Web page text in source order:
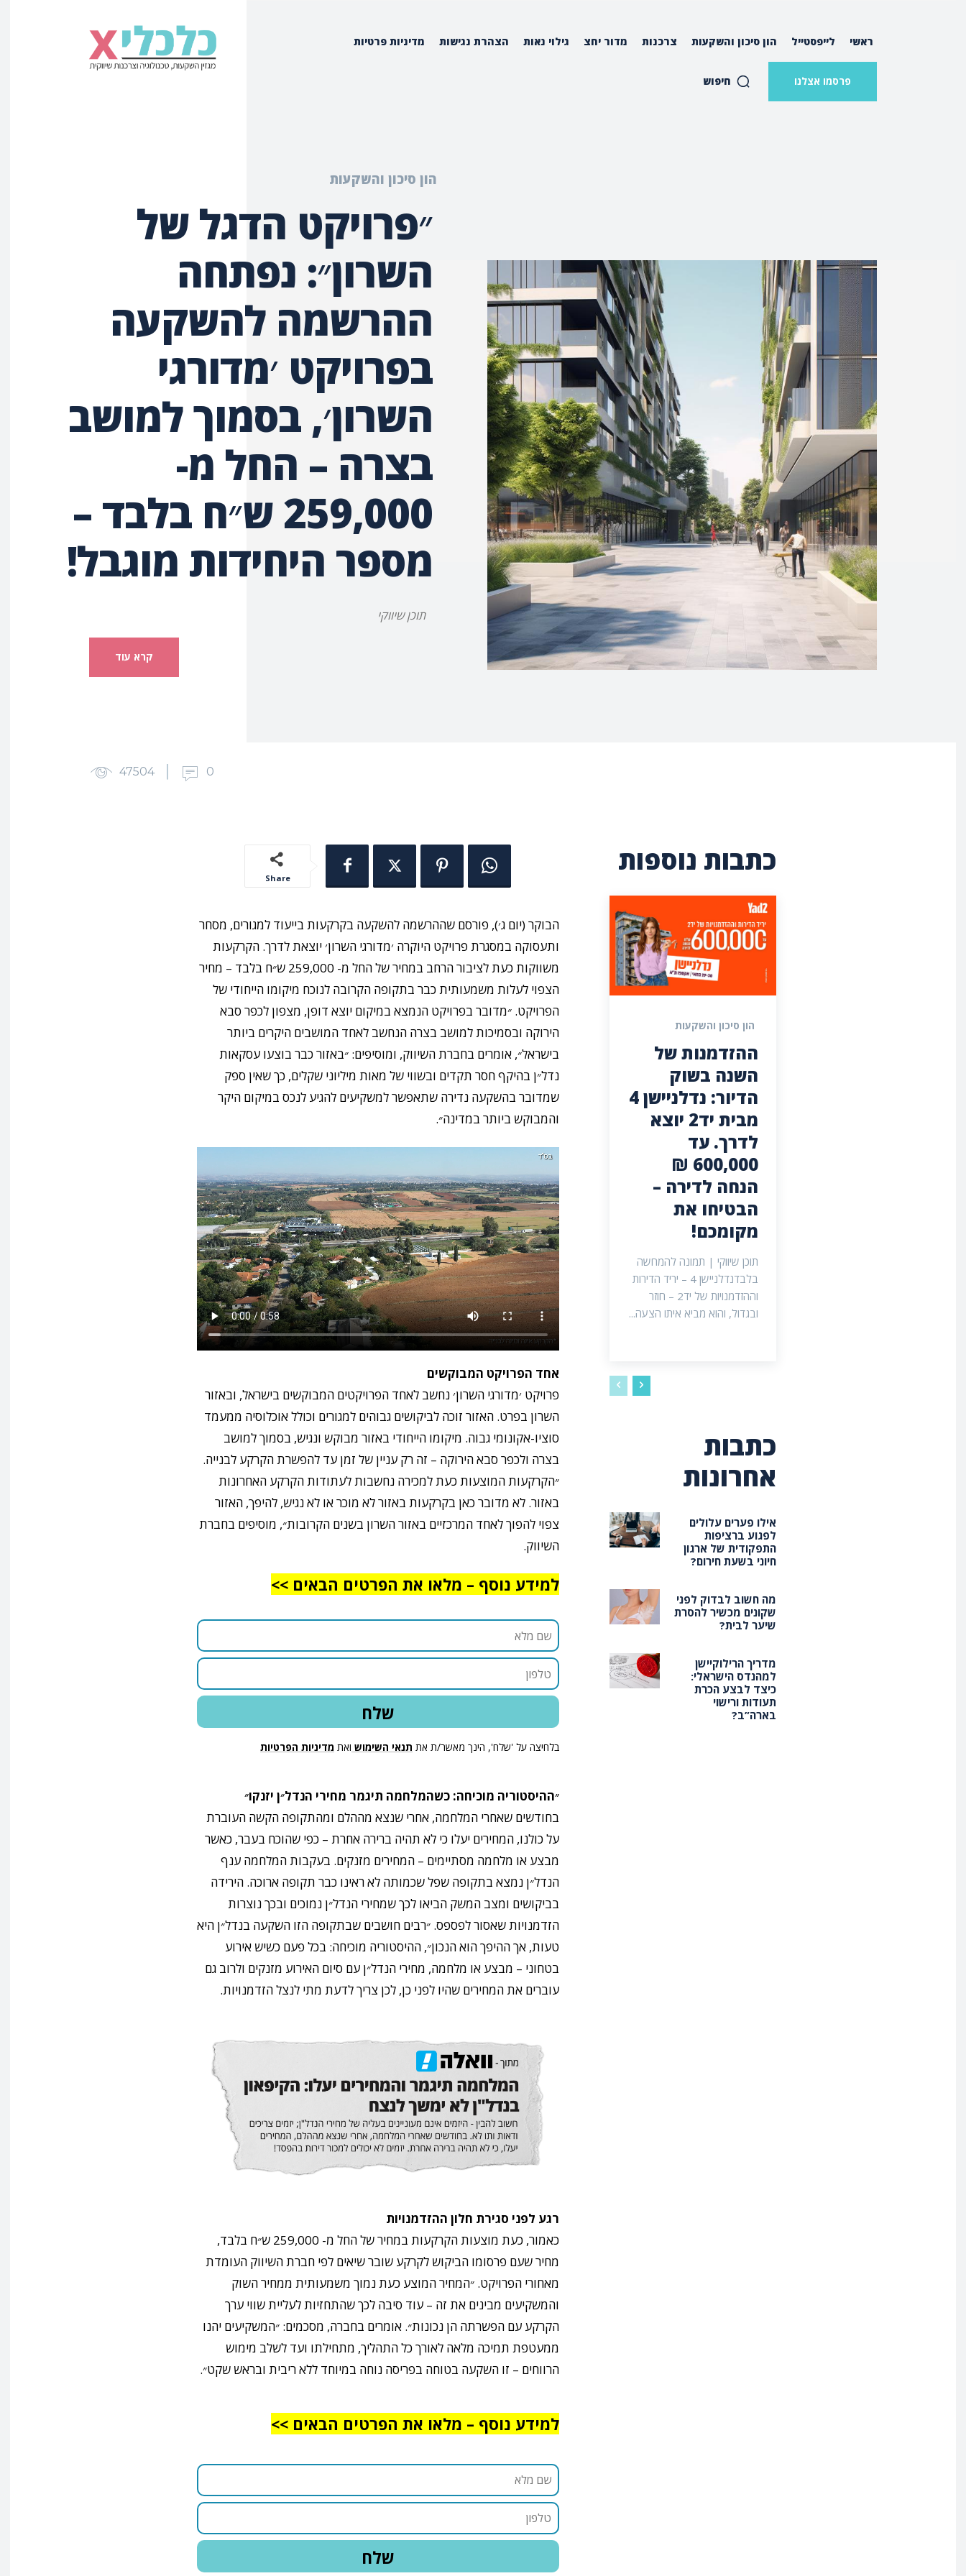
ראשי לייפסטייל הון סיכון והשקעות צרכנות מדור יחצ גילוי נאות הצהרת נגישות מדיניות פרטיות
חיפוש פרסמו אצלנו
הון סיכון והשקעות
״פרויקט הדגל של
השרון״: נפתחה
ההרשמה להשקעה
בפרויקט ׳מדורגי
השרון׳, בסמוך למושב
בצרה – החל מ-
259,000 ש״ח בלבד –
מספר היחידות מוגבל!
תוכן שיווקי
קרא עוד
47504 0
Share
הבוקר (יום ג׳), פורסם שההרשמה להשקעה בקרקעות בייעוד למגורים, מסחר
ותעסוקה במסגרת פרויקט היוקרה ׳מדורגי השרון׳ יוצאת לדרך. הקרקעות
משווקות כעת לציבור הרחב במחיר של החל מ- 259,000 ש״ח בלבד – מחיר
הצפוי לעלות משמעותית כבר בתקופה הקרובה לנוכח מיקומו הייחודי של
הפרויקט. ״מדובר בפרויקט הנמצא במיקום יוצא דופן, מצפון לכפר סבא
הירוקה ובסמיכות למושב בצרה הנחשב לאחד המושבים היקרים ביותר
בישראל״, אומרים בחברת השיווק, ומוסיפים: ״באזור כבר בוצעו עסקאות
נדל״ן בהיקף חסר תקדים ובשווי של מאות מיליוני שקלים, כך שאין ספק
שמדובר בהשקעה נדירה שתאפשר למשקיעים להגיע לנכס במיקום היקר
והמבוקש ביותר במדינה״.
אחד הפרויקט המבוקשים
פרויקט ׳מדורגי השרון׳ נחשב לאחד הפרויקטים המבוקשים בישראל, ובאזור
השרון בפרט. האזור זוכה לביקושים גבוהים למגורים וכולל אוכלוסיה ממעמד
סוציו-אקונומי גבוה. מיקומו הייחודי באזור מבוקש ונגיש, בסמוך למושב
בצרה ולכפר סבא הירוקה – זה רק עניין של זמן עד להפשרת הקרקע לבנייה.
״הקרקעות המוצעות כעת למכירה נחשבות לעתודות הקרקע האחרונות
באזור. לא מדובר כאן בקרקעות באזור לא מוכר או לא נגיש, להיפך, האזור
צפוי להפוך לאחד המרכזיים באזור השרון בשנים הקרובות״, מוסיפים בחברת
השיווק.
למידע נוסף – מלאו את הפרטים הבאים >>
בלחיצה על 'שלח', הינך מאשר/ת את תנאי השימוש ואת מדיניות הפרטיות
״ההיסטוריה מוכיחה: כשהמלחמה תיגמר מחירי הנדל״ן יזנקו״
בחודשים שאחרי המלחמה, אחרי שנצא מההלם ומהתקופה הקשה העוברת
על כולנו, המחירים יעלו כי לא תהיה ברירה אחרת – כפי שהוכח בעבר, כאשר
מבצע או מלחמה מסתיימים – המחירים מזנקים. בעקבות המלחמה ענף
הנדל״ן נמצא בתקופה שפל שכמותה לא ראינו כבר תקופה ארוכה. הירידה
בביקושים ומצב המשק הביאו לכך שמחירי הנדל״ן נמוכים ובכך נוצרות
הזדמנויות שאסור לפספס. ״רבים חושבים שבתקופה הזו השקעה בנדל״ן היא
טעות, אך ההיפך הוא הנכון״, ההיסטוריה מוכיחה: בכל פעם כשיש אירוע
בטחוני – מבצע או מלחמה, מחירי הנדל״ן עם סיום האירוע מזנקים ולרוב גם
עוברים את המחירים שהיו לפני כן, לכן צריך לדעת מתי לנצל הזדמנויות.
רגע לפני סגירת חלון ההזדמנויות
כאמור, כעת מוצעות הקרקעות במחיר של החל מ- 259,000 ש״ח בלבד,
מחיר שעם פרסומו הביקוש לקרקע שובר שיאים לפי חברת השיווק העומדת
מאחורי הפרויקט. ״המחיר המוצע כעת נמוך משמעותית ממחיר השוק
והמשקיעים מבינים את זה – עוד סיבה לכך שהתחזיות לעליית שווי ערך
הקרקע עם הפשרתה הן נכונות״. אומרים בחברה, מסכמים: ״המשקיעים יהנו
ממעטפת תמיכה מלאה לאורך כל התהליך, מתחילתו ועד לשלב מימוש
הרווחים – זו השקעה בטוחה בפריסה נוחה במיוחד ללא ריבית ובראש שקט״.
למידע נוסף – מלאו את הפרטים הבאים >>
כתבות נוספות
הון סיכון והשקעות
ההזדמנות של
השנה בשוק
הדיור: נדלניישן 4
מבית יד2 יוצא
לדרך. עד
600,000 ₪
הנחה לדירה –
הבטיחו את
מקומכם!
תוכן שיווקי | תמונה להמחשה
בלבדנדלניישן 4 – יריד הדירות
וההזדמנויות של יד2 – חוזר
ובגדול, והוא מביא איתו הצעה...
כתבות
אחרונות
אילו פערים עלולים
לפגוע ברציפות
התפקודית של ארגון
חיוני בשעת חירום?
מה חשוב לבדוק לפני
שקונים מכשיר להסרת
שיער לבית?
מדריך הרילוקיישן
למהנדס הישראלי:
כיצד לבצע הכרת
תעודות ורישוי
בארה”ב?